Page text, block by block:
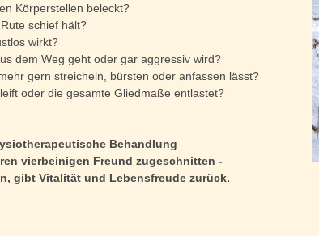
Körperstellen beleckt?
schief hält?
wirkt?
dem Weg geht oder gar aggressiv wird?
gern streicheln, bürsten oder anfassen lässt?
oder die gesamte Gliedmaße entlastet?
Behandlung
vierbeinigen Freund zugeschnitten -
gibt Vitalität und Lebensfreude zurück.